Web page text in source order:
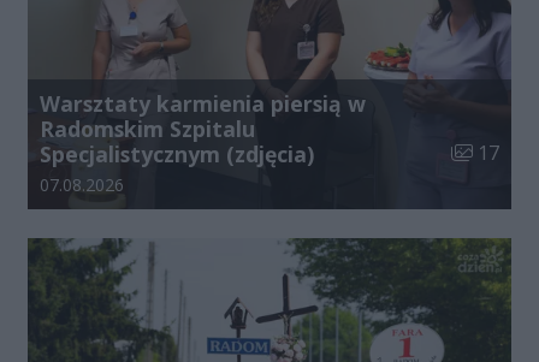
Warsztaty karmienia piersią w
Radomskim Szpitalu
Specjalistycznym (zdjęcia)
Liczba
17
Data dodania galerii:
07.08.2026